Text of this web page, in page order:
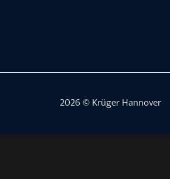
2026 © Krüger Hannover